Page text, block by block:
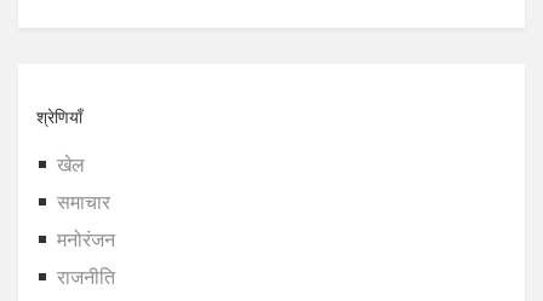
श्रेणियाँ
खेल
समाचार
मनोरंजन
राजनीति